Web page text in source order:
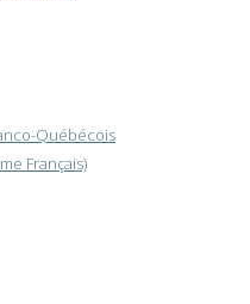
Québécois
Français)